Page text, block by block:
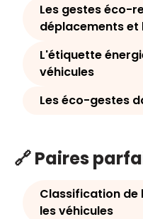
Les gestes éco-
déplacements
L'étiquette
véhicules
Les éco-gestes
🔗 Paires
Classification de
les véhicules